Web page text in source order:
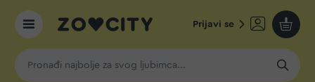
Prijavi se
Moja